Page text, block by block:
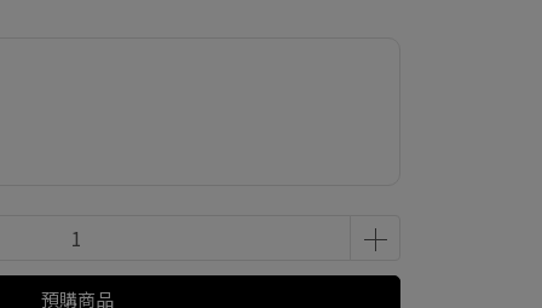
預購商品